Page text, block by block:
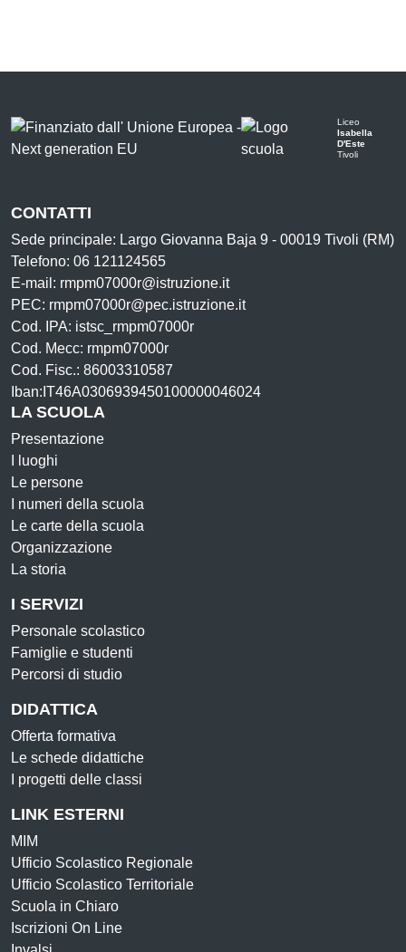
Liceo
Isabella
D'Este
Tivoli
CONTATTI
Sede principale: Largo Giovanna Baja 9 - 00019 Tivoli (RM)
Telefono: 06 121124565
E-mail: rmpm07000r@istruzione.it
PEC: rmpm07000r@pec.istruzione.it
Cod. IPA: istsc_rmpm07000r
Cod. Mecc: rmpm07000r
Cod. Fisc.: 86003310587
Iban:IT46A0306939450100000046024
LA SCUOLA
Presentazione
I luoghi
Le persone
I numeri della scuola
Le carte della scuola
Organizzazione
La storia
I SERVIZI
Personale scolastico
Famiglie e studenti
Percorsi di studio
DIDATTICA
Offerta formativa
Le schede didattiche
I progetti delle classi
LINK ESTERNI
MIM
Ufficio Scolastico Regionale
Ufficio Scolastico Territoriale
Scuola in Chiaro
Iscrizioni On Line